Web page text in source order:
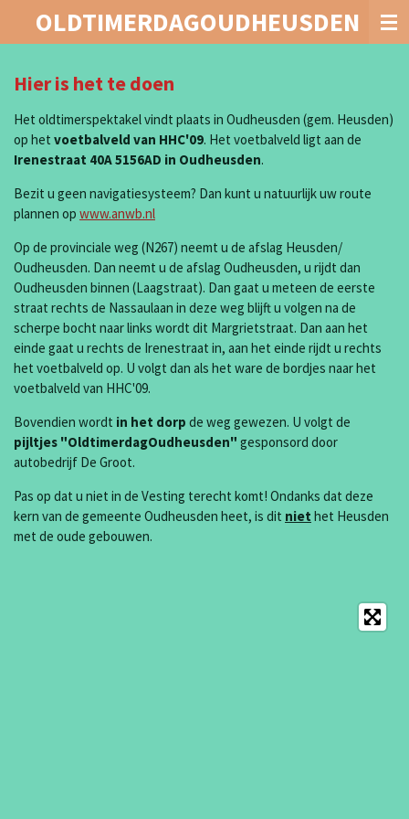
de
OLDTIMERDAGOUDHEUSDEN
Hier is het te doen
Het oldtimerspektakel vindt plaats in Oudheusden (gem. Heusden)
op het voetbalveld van HHC'09. Het voetbalveld ligt aan de
Irenestraat 40A 5156AD in Oudheusden.
Bezit u geen navigatiesysteem? Dan kunt u natuurlijk uw route
plannen op www.anwb.nl
Op de provinciale weg (N267) neemt u de afslag Heusden/
Oudheusden. Dan neemt u de afslag Oudheusden, u rijdt dan
Oudheusden binnen (Laagstraat). Dan gaat u meteen de eerste
straat rechts de Nassaulaan in deze weg blijft u volgen na de
scherpe bocht naar links wordt dit Margrietstraat. Dan aan het
einde gaat u rechts de Irenestraat in, aan het einde rijdt u rechts
het voetbalveld op. U volgt dan als het ware de bordjes naar het
voetbalveld van HHC'09.
Bovendien wordt in het dorp de weg gewezen. U volgt de
pijltjes "OldtimerdagOudheusden" gesponsord door
autobedrijf De Groot.
Pas op dat u niet in de Vesting terecht komt! Ondanks dat deze
kern van de gemeente Oudheusden heet, is dit niet het Heusden
met de oude gebouwen.